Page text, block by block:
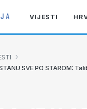
VIJESTI
›
SVE PO STAROM: